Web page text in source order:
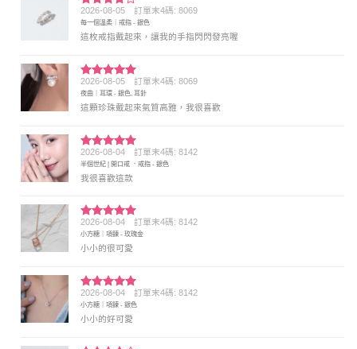
評分4
滿分 5
2026-08-05 訂單末4碼: 8069
每一個溫柔｜戒指 - 銀色
這枚戒指戴起來，讓我的手指閃閃發亮喔
評分5 滿
分 5
2026-08-05 訂單末4碼: 8069
夜曲｜耳環 - 銀色, 耳針
這顆珍珠戴起來氣質高雅，我很喜歡
評分5滿
分 5
2026-08-04 訂單末4碼: 8142
半個世紀 | 開口戒 ．戒指 - 銀色
我很喜歡這款
評分5 滿
分 5
2026-08-04 訂單末4碼: 8142
小方糖｜項鍊 - 玫瑰金
小小的很可愛
評分5 滿
分 5
2026-08-04 訂單末4碼: 8142
小方糖｜項鍊 - 銀色
小小的好可愛